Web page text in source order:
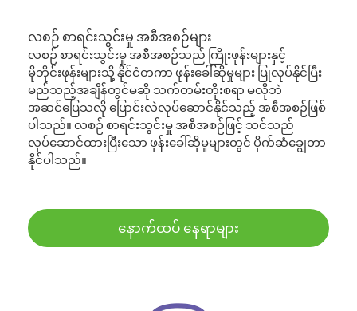
လစဉ် စာရင်းသွင်းမှု အစီအစဉ်များ
လစဉ် စာရင်းသွင်းမှု အစီအစဉ်သည် ကြိုးဖုန်းများနှင့်
မိုဘိုင်းဖုန်းများသို့ နိုင်ငံတကာ ဖုန်းခေါ်ဆိုမှုများ ပြုလုပ်နိုင်ပြီး
မည်သည့်အချိန်တွင်မဆို သက်တမ်းတိုးစရာ မလိုဘဲ
အဆင်ပြေသလို ပြောင်းလဲလုပ်ဆောင်နိုင်သည့် အစီအစဉ်ဖြစ်
ပါသည်။ လစဉ် စာရင်းသွင်းမှု အစီအစဉ်ဖြင့် သင်သည်
လုပ်ဆောင်ထားပြီးသော ဖုန်းခေါ်ဆိုမှုများတွင် ပိုက်ဆံချွေတာ
နိုင်ပါသည်။
နောက်ထပ် နေရာများ